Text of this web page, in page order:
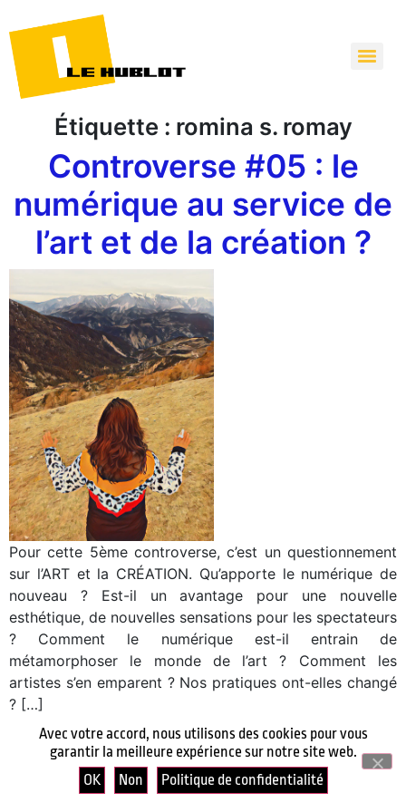
Étiquette : romina s. romay
Controverse #05 : le
numérique au service de
l’art et de la création ?
Pour cette 5ème controverse, c’est un questionnement
sur l’ART et la CRÉATION. Qu’apporte le numérique de
nouveau ? Est-il un avantage pour une nouvelle
esthétique, de nouvelles sensations pour les spectateurs
? Comment le numérique est-il entrain de
métamorphoser le monde de l’art ? Comment les
artistes s’en emparent ? Nos pratiques ont-elles changé
? […]
Avec votre accord, nous utilisons des cookies pour vous
garantir la meilleure expérience sur notre site web.
OK
Non Politique de confidentialité